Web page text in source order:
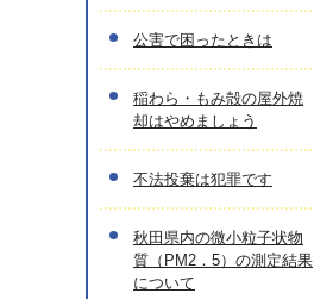
公害で困ったときは
稲わら・もみ殻の屋外焼
却はやめましょう
不法投棄は犯罪です
秋田県内の微小粒子状物
質（PM2．5）の測定結果
について